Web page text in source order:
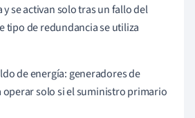
se activan solo tras un fallo del
tipo de redundancia se utiliza
de energía: generadores de
operar solo si el suministro primario